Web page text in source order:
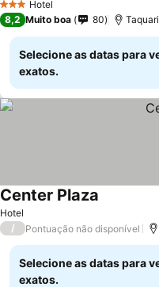
3 EstrelasHotel
8,2 Muito boa 80
Selecione as datas para
exatos.
Hotel
Center Plaza
/ Pontuação não disponível
Selecione as datas para
exatos.